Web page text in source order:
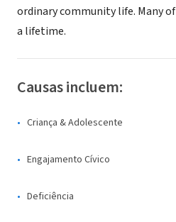
ordinary community life. Many
a lifetime.
Causas incluem:
Criança & Adolescente
Engajamento Cívico
Deficiência